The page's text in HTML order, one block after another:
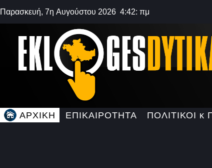
Παρασκευή, 7η Αυγούστου 2026 4:42: πμ
ΑΡΧΙΚΗ ΕΠΙΚΑΙΡΟΤΗΤΑ ΠΟΛΙΤΙΚΟΙ κ